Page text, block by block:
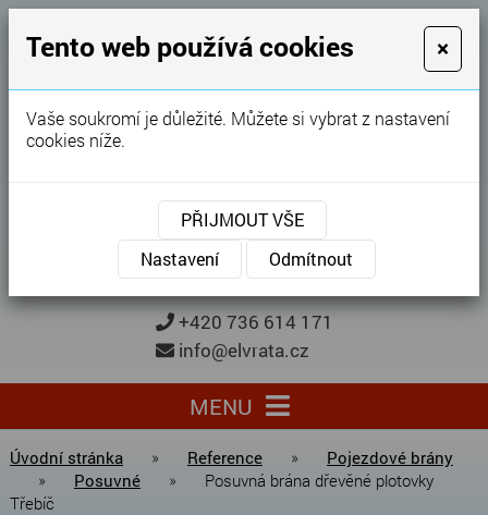
GARÁŽOVÁ VRATA
Karel Procházka
Garážová vrata, brány, ploty ...
Kontaktujte nás
KONTAKTUJTE NÁS
+420 736 614 171
info@elvrata.cz
MENU
Úvodní stránka » Reference »
Pojezdové brány
»
Posuvné »
Posuvná brána dřevěné plotovky
Třebíč
Tento web používá cookies ×
Vaše soukromí je důležité. Můžete si vybrat z nastavení
cookies níže.
PŘIJMOUT VŠE
Nastavení
Odmítnout